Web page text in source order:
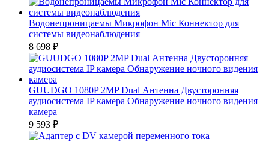
Водонепроницаемы Микрофон Mic Коннектор для
системы видеонаблюдения
8 698 ₽
GUUDGO 1080P 2MP Dual Антенна Двусторонняя
аудиосистема IP камера Обнаружение ночного видения
камера
9 593 ₽